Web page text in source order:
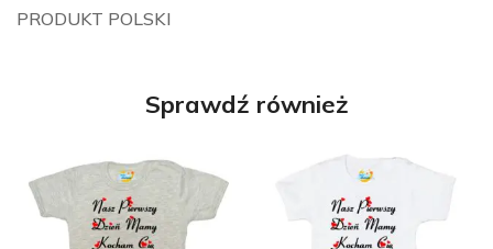
PRODUKT POLSKI
Sprawdź również